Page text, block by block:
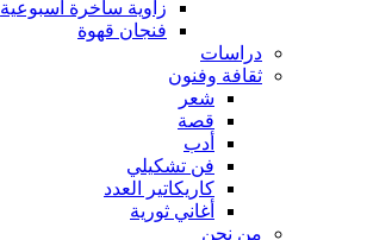
زاوية ساخرة اسبوعية
فنجان قهوة
دراسات
ثقافة وفنون
شعر
قصة
أدب
فن تشكيلي
كاريكاتير العدد
أغاني ثورية
من نحن